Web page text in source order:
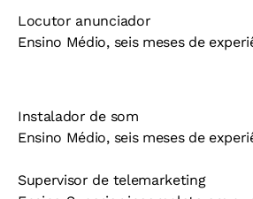
Locutor anunciador
Ensino Médio, seis meses de
Instalador de som
Ensino Médio, seis meses de
Supervisor de telemarketing